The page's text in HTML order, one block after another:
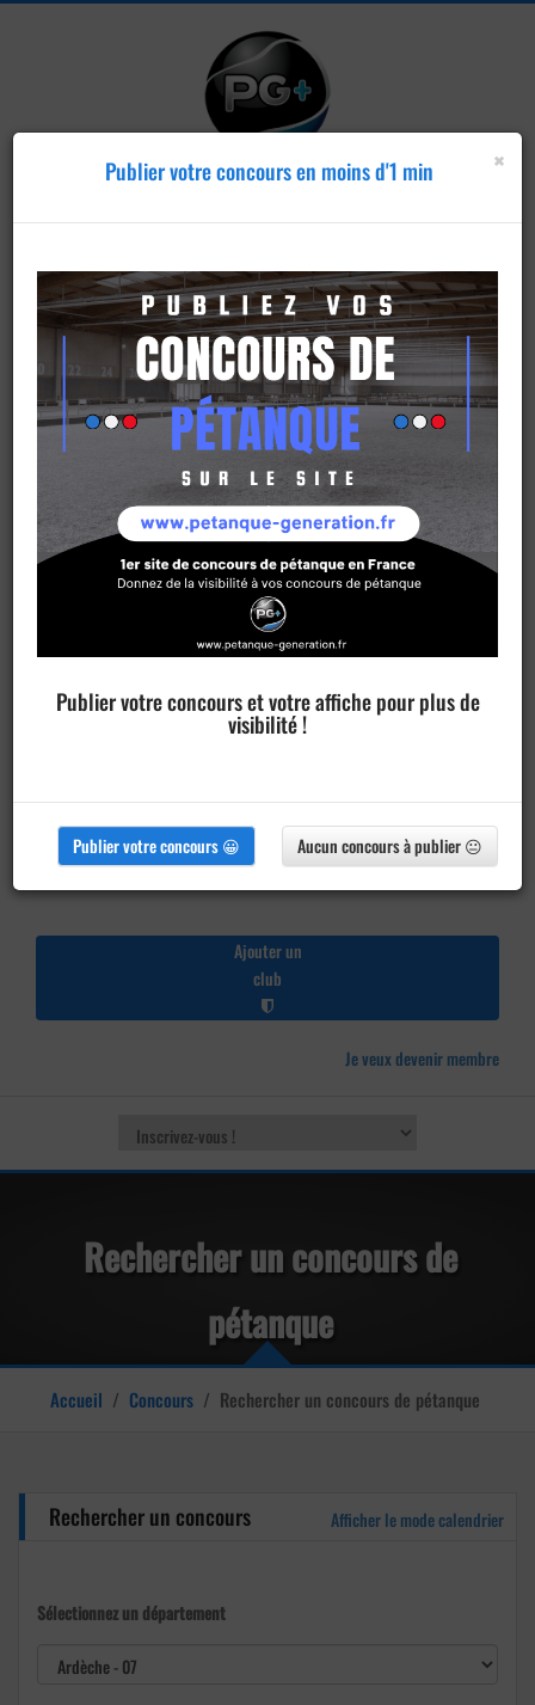
Publier un
concours
Ajouter un
club
Je veux devenir membre
Rechercher un concours de
pétanque
Accueil / Concours / Rechercher un concours de pétanque
Rechercher un concours Afficher le mode calendrier
Sélectionnez un département
×
Publier votre concours en moins d'1 min
Publier votre concours et votre affiche pour plus de
visibilité !
Publier votre concours 😀 Aucun concours à publier 😐